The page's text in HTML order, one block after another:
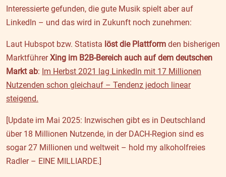
Interessierte gefunden, die gute Musik spielt aber auf
LinkedIn – und das wird in Zukunft noch zunehmen:
Laut Hubspot bzw. Statista löst die Plattform den bisherigen
MarktführerXing im B2B-Bereich auch auf dem deutschen
Markt ab: Im Herbst 2021 lag LinkedIn mit 17 Millionen
Nutzenden schon gleichauf – Tendenz jedoch linear
steigend.
[Update im Mai 2025: Inzwischen gibt es in Deutschland
über 18 Millionen Nutzende, in der DACH-Region sind es
sogar 27 Millionen und weltweit – hold my alkoholfreies
Radler – EINE MILLIARDE.]